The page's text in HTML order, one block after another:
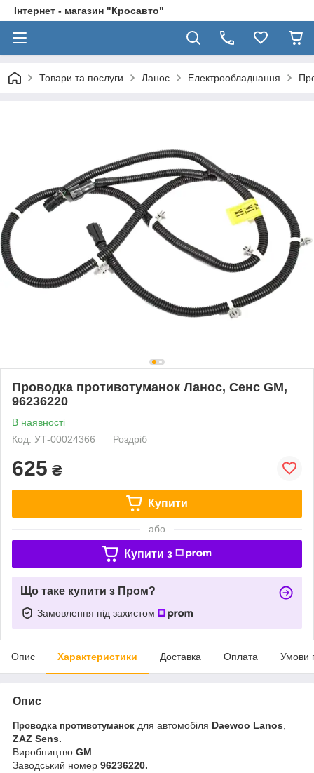
Інтернет - магазин "Кросавто"
Товари та послуги Ланос Електрообладнання
Проводка противотуманок Ланос, Сенс GM,
96236220
В наявності
Код: УТ-00024366
Роздріб
625 ₴
Купити
або
Купити з
Що таке купити з Пром?
Замовлення під захистом
Опис Характеристики Доставка Оплата Умови
Опис
Проводка противотуманок для автомобіля Daewoo Lanos
ZAZ Sens.
Виробництво GM
Заводський номер 96236220.